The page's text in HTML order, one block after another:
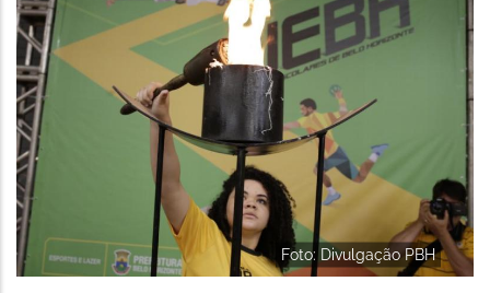
Foto: Divulgação PBH